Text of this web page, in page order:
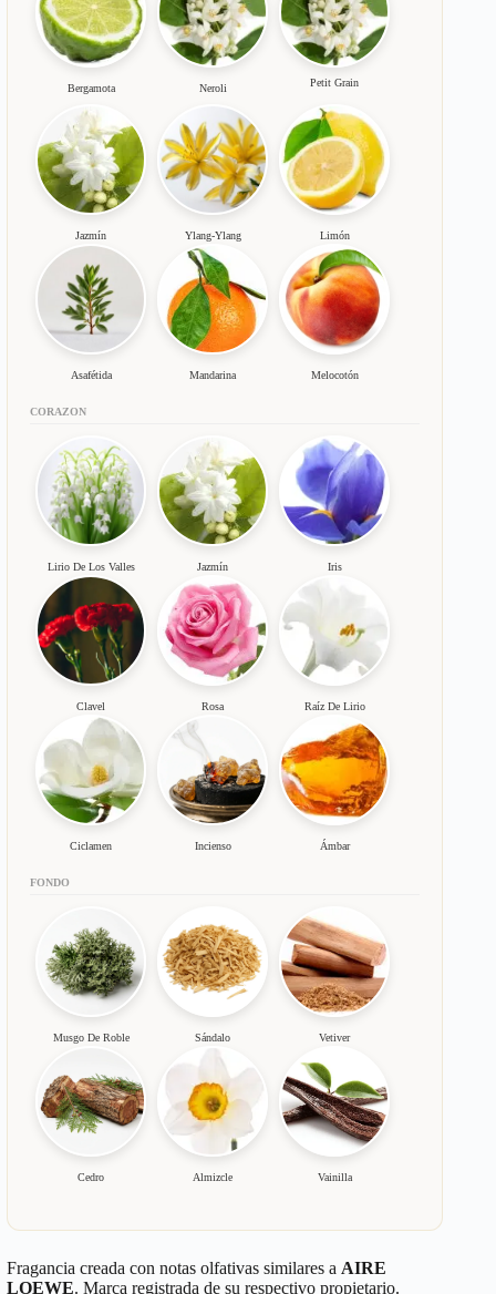
Bergamota Neroli Petit Grain
Jazmín Ylang-Ylang Limón
Asafétida Mandarina Melocotón
CORAZON
Lirio De Los Valles Jazmín Iris
Clavel Rosa Raíz De Lirio
Ciclamen Incienso Ámbar
FONDO
Musgo De Roble Sándalo Vetiver
Cedro Almizcle Vainilla
Fragancia creada con notas olfativas similares a AIRE
LOEWE. Marca registrada de su respectivo propietario.